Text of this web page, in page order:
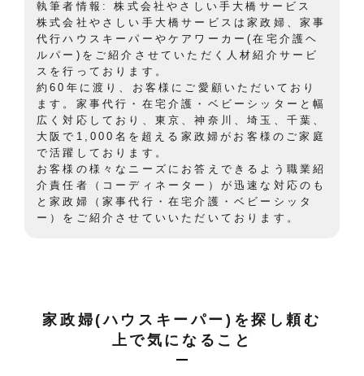
執筆者情報: 株式会社やさしい手大橋サービス
株式会社やさしい手大橋サービスは家政婦、家事
代行ハウスキーパーやケアワーカー(在宅介護ヘ
ルパー)をご紹介させていただく人材紹介サービ
スを行っております。
約60年に渡り、お客様にご愛顧いただいており
ます。家事代行・在宅介護・ベビーシッターと幅
広く対応しており、東京、神奈川、埼玉、千葉、
大阪で1,000名を超える家政婦がお客様のご家庭
で活躍しております。
お客様の様々なニーズにお答えできるよう職業紹
介責任者（コーディネーター）が迅速な対応のも
と家政婦（家事代行・在宅介護・ベビーシッタ
ー）をご紹介させていいただいております。
家政婦(ハウスキーパー)を探し頼む
上で気になること